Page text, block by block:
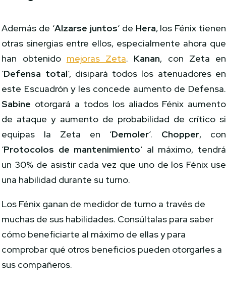
Además de ‘Alzarse juntos‘ de Hera, los Fénix tienen
otras sinergias entre ellos, especialmente ahora que
han obtenido mejoras Zeta. Kanan, con Zeta en
‘Defensa total‘, disipará todos los atenuadores en
este Escuadrón y les concede aumento de Defensa.
Sabine otorgará a todos los aliados Fénix aumento
de ataque y aumento de probabilidad de crítico si
equipas la Zeta en ‘Demoler‘. Chopper, con
‘Protocolos de mantenimiento‘ al máximo, tendrá
un 30% de asistir cada vez que uno de los Fénix use
una habilidad durante su turno.
Los Fénix ganan de medidor de turno a través de
muchas de sus habilidades. Consúltalas para saber
cómo beneficiarte al máximo de ellas y para
comprobar qué otros beneficios pueden otorgarles a
sus compañeros.